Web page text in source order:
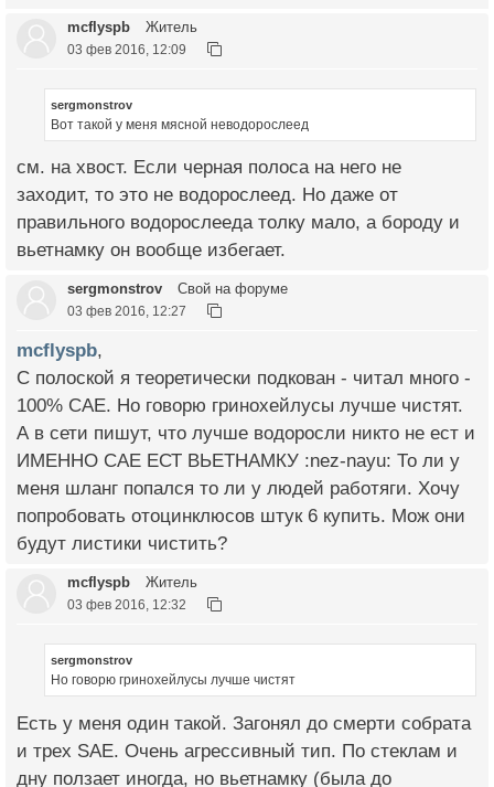
mcflyspb Житель
03 фев 2016, 12:09
sergmonstrov
Вот такой у меня мясной неводорослеед
см. на хвост. Если черная полоса на него не
заходит, то это не водорослеед. Но даже от
правильного водорослееда толку мало, а бороду и
вьетнамку он вообще избегает.
sergmonstrov Свой на форуме
03 фев 2016, 12:27
mcflyspb,
С полоской я теоретически подкован - читал много -
100% САЕ. Но говорю гринохейлусы лучше чистят.
А в сети пишут, что лучше водоросли никто не ест и
ИМЕННО САЕ ЕСТ ВЬЕТНАМКУ :nez-nayu: То ли у
меня шланг попался то ли у людей работяги. Хочу
попробовать отоцинклюсов штук 6 купить. Мож они
будут листики чистить?
mcflyspb Житель
03 фев 2016, 12:32
sergmonstrov
Но говорю гринохейлусы лучше чистят
Есть у меня один такой. Загонял до смерти собрата
и трех SAE. Очень агрессивный тип. По стеклам и
дну ползает иногда, но вьетнамку (была до